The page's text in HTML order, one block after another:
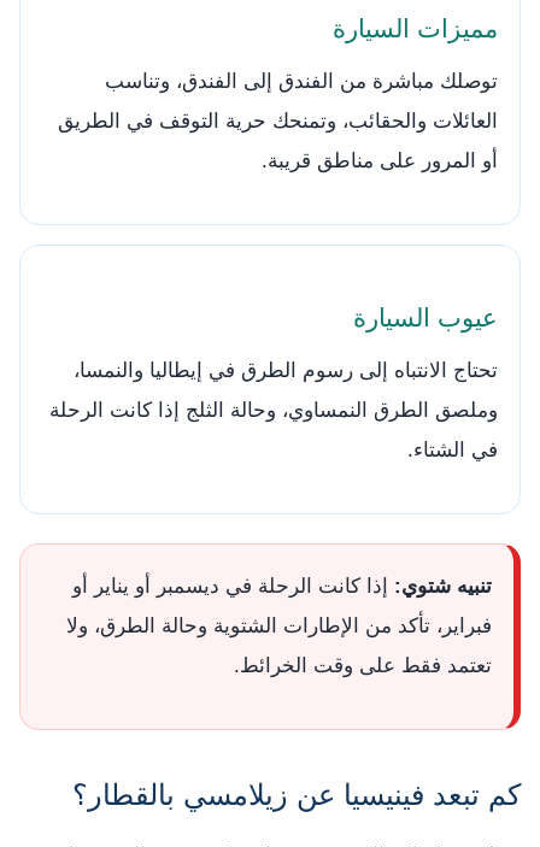
مميزات السيارة
توصلك مباشرة من الفندق إلى الفندق، وتناسب
العائلات والحقائب، وتمنحك حرية التوقف في الطريق
أو المرور على مناطق قريبة.
عيوب السيارة
تحتاج الانتباه إلى رسوم الطرق في إيطاليا والنمسا،
وملصق الطرق النمساوي، وحالة الثلج إذا كانت الرحلة
في الشتاء.
تنبيه شتوي: إذا كانت الرحلة في ديسمبر أو يناير أو
فبراير، تأكد من الإطارات الشتوية وحالة الطرق، ولا
تعتمد فقط على وقت الخرائط.
كم تبعد فينيسيا عن زيلامسي بالقطار؟